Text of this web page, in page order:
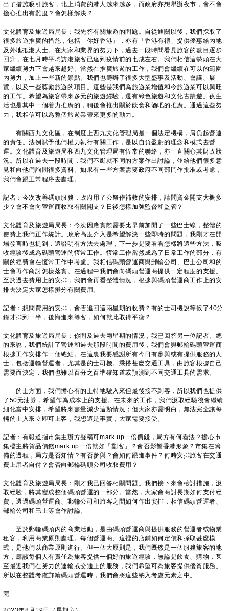
出了措施吸引旅客，北上消費的港人越來越多，而政府亦想舉辦夜市，會不會
擔心推出有難度？會怎樣解決？
文化體育及旅遊局局長：我先答有關旅遊的問題。自從通關以後，我們採取了
很多旅遊推廣的措施，包括「你好香港」，亦有「香港有禮」提供優惠給內地
及外地抵港人士。在大家和業界的努力下，過去一段時間看見旅客的數目逐步
回升，在七月時平均訪港旅客已達到疫情前的七成左右。我們相信這勢頭在大
家繼續努力下會越來越好。當然在推廣旅遊的工作，我們會繼續在可以的範圍
內努力，加上一些新的景點。我們也籌辦了很多大型盛事及活動、會議、展
覽，以及一些獎勵旅遊的項目。這些是我們為旅遊業增值和令旅遊業可以興旺
的工作。希望為旅客帶來多元的旅遊經驗，還有綠色旅遊和文化古蹟遊。夜生
活也是其中一個着力推廣的，稍後會推出關於飲食和酒吧的推廣。通過這些努
力，我相信可以為整個旅遊業帶來更多的動力。
有關西九文化區，在制度上西九文化管理局是一個法定機構，肩負起營運
的責任。法例賦予他們權力執行有關工作，是以自負盈虧的理念和模式去營
運。文化體育及旅遊局和西九文化管理局有恆常的聯絡，亦一直關心其財政狀
況。所以在過去一段時間，我們不斷就不同的方案作出討論，並給他們很多意
見和向他們詢問很多資料。如果有一些方案需要政府不同部門作批准或考慮，
我們會跟正常程序去處理。
記者：今次改善碼頭服務，政府用了公帑作補救的安排，請問資金開支大概多
少？會不會向營運商收取有關開支？日後怎樣加強監督和監管？
文化體育及旅遊局局長：今次因應實際需要比早前加開了一些巴士線，整體的
使費上我們正作統計。政府高度介入是希望解決一些即時的問題，我剛才在開
場發言時也提到，這證明有方法去處理，下一步是要看看怎樣將這些方法，吸
收經驗後成為碼頭營運的恆常工作。恆常工作當然成為了日常工作的部分，有
關的經費會在恆常工作中考慮。我相信碼頭營運商與郵輪公司、巴士公司和的
士會再作商討怎樣落實。在過程中我們會向碼頭營運商提供一定程度的支援。
至於過去費用上的安排，我們會再看整體情況，根據與碼頭營運商工作上的安
排去決定大家怎樣攤分有關費用。
記者：想問費用的安排，會否追回這兩星期的收費？有的士司機說等候了40分
鐘才排到一半，後悔進來等客，如何就此取得平衡？
文化體育及旅遊局局長：你問及過去兩星期的情況，我已回答另一位記者。總
的來說，我們統計了營運和過去那段時間的費用後，我們會與郵輪碼頭營運商
根據工作安排作一個總結。在這裏我要感謝所有今日有參與或有提供服務的人
士，包括運輸營運者，尤其是的士司機。乘搭甚麼交通工具，由旅客根據自己
需要而決定，我們也難以百分之百準確知道或預測到不同交通工具的需求。
的士方面，我們擔心有的士特地駛入來但最後接不到客，所以我們也提供
了50元油券，希望作為成本上的支援。在未來的工作，我們汲取經驗後會繼續
細化當中安排，希望將來盡量減少這類情況；但大家亦需明白，無法完全讓每
輛的士入來立即可上客，我想這是事實，大家需要接受。
記者：有報道指市集主辦方聲稱可mark up一倍價錢，局方有何看法？擔心市
集檔主將貨品價錢mark up一倍就如「劏客」？會否影響香港形象？市集在籌
備的過程，局方是否知情？有否參與？會如何跟進事件？何時安排旅客在交通
費上用者自付？會否向郵輪碼頭公司收取費用？
文化體育及旅遊局局長：剛才我已回答相關問題。我們接下來會檢討措施，汲
取經驗，將其變成整個碼頭營運的一部分。當然，大家會商討長期如何支付經
費，透過碼頭營運商、郵輪公司和旅客之間如何作出安排，相信碼頭營運者、
郵輪公司和巴士等會作討論。
至於郵輪碼頭內的商業活動，是由碼頭營運商與提供服務的營運者或物業
租客，利用商業原則處理。每個營運商、這裡的店鋪如何定價和採取甚麼模
式，是他們以商業原則進行。但一個大原則是，我們既然是一個服務旅客的地
方，應該每個人有責任為旅客提供一個好的旅遊經驗，無論是飲食、購物，甚
至最近我們在努力的運輸或交通上的服務，我們希望可為旅客提供優質服務。
所以在整體考慮郵輪碼頭營運時，我們會將這些納入考慮元素之中。
完